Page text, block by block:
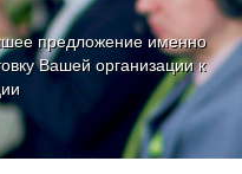
предложение именно
Вашей организации к